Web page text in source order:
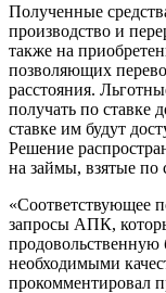
Полученные
производство и
также на
позволяющих
расстояния.
получать по ставке
ставке им будут
Решение
на займы, взятые по
«Соответствующее
запросы АПК,
продовольственную
необходимыми
прокомментировал